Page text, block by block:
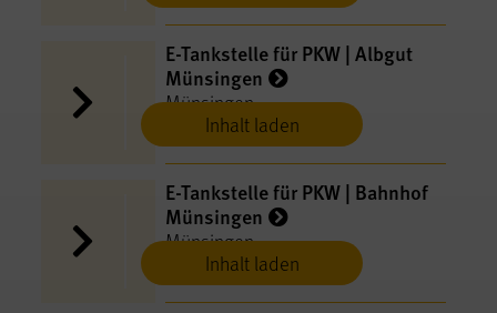
Inhalt laden
E-​Tankstelle für PKW | Albgut
Münsingen
Münsingen
Inhalt laden
E-​Tankstelle für PKW | Bahnhof
Münsingen
Münsingen